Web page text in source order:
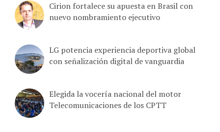
Cirion fortalece su apuesta en Brasil con
nuevo nombramiento ejecutivo
LG potencia experiencia deportiva global
con señalización digital de vanguardia
Elegida la vocería nacional del motor
Telecomunicaciones de los CPTT